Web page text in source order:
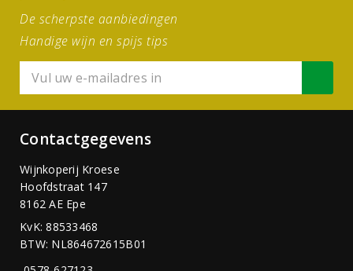
De scherpste aanbiedingen
Handige wijn en spijs tips
Contactgegevens
Wijnkoperij Kroese
Hoofdstraat 147
8162 AE Epe
KvK: 88533468
BTW: NL864672615B01